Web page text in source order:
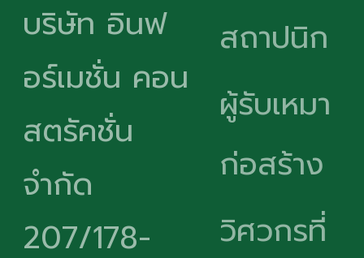
บริษัท อินฟ
อร์เมชั่น คอน
สตรัคชั่น
จำกัด
207/178-
สถาปนิก
ผู้รับเหมา
ก่อสร้าง
วิศวกรที่